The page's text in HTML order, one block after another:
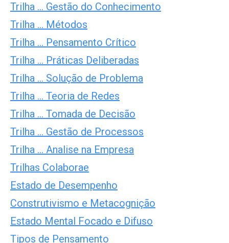
Trilha … Gestão do Conhecimento
Trilha … Métodos
Trilha … Pensamento Crítico
Trilha … Práticas Deliberadas
Trilha … Solução de Problema
Trilha … Teoria de Redes
Trilha … Tomada de Decisão
Trilha … Gestão de Processos
Trilha … Analise na Empresa
Trilhas Colaborae
Estado de Desempenho
Construtivismo e Metacognição
Estado Mental Focado e Difuso
Tipos de Pensamento